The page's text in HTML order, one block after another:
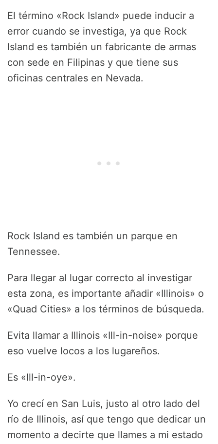
El término «Rock Island» puede inducir a
error cuando se investiga, ya que Rock
Island es también un fabricante de armas
con sede en Filipinas y que tiene sus
oficinas centrales en Nevada.
Rock Island es también un parque en
Tennessee.
Para llegar al lugar correcto al investigar
esta zona, es importante añadir «Illinois» o
«Quad Cities» a los términos de búsqueda.
Evita llamar a Illinois «Ill-in-noise» porque
eso vuelve locos a los lugareños.
Es «Ill-in-oye».
Yo crecí en San Luis, justo al otro lado del
río de Illinois, así que tengo que dedicar un
momento a decirte que llames a mi estado